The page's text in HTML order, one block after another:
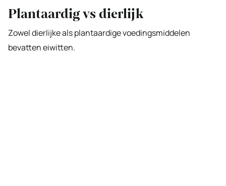
Plantaardig vs dierlijk
Zowel dierlijke als plantaardige voedingsmiddelen
bevatten eiwitten.